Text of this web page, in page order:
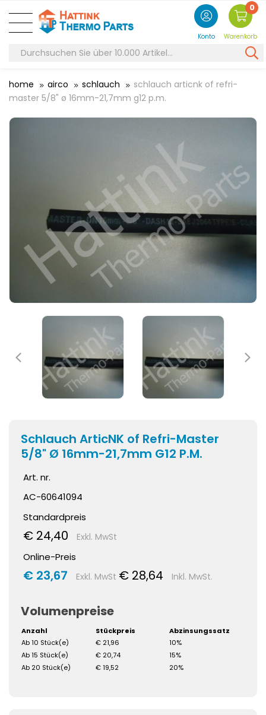
Konto
0
Warenkorb
home airco schlauch
schlauch articnk of refri-
master 5/8" ø 16mm-21,7mm g12 p.m.
Schlauch ArticNK of Refri-Master
5/8" Ø 16mm-21,7mm G12 P.M.
Art. nr.
AC-60641094
Standardpreis
€ 24,40 Exkl. MwSt
Online-Preis
€ 23,67 Exkl. MwSt € 28,64 Inkl. MwSt.
Volumenpreise
Anzahl Stückpreis
Abzinsungssatz
Ab 10 Stück(e)
€ 21,96
10%
Ab 15 Stück(e)
€ 20,74
15%
Ab 20 Stück(e)
€ 19,52 20%